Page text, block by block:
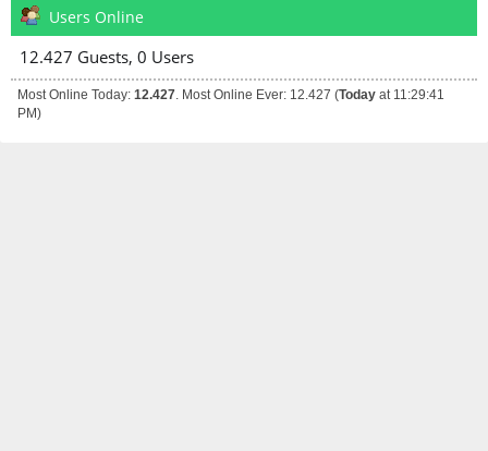
Users Online
12.427 Guests, 0 Users
Most Online Today: 12.427. Most Online Ever: 12.427 (Todayat 11:29:41
PM)